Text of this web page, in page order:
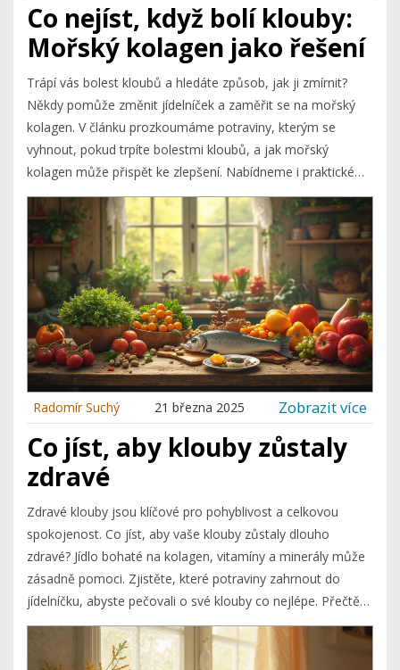
Co nejíst, když bolí klouby:
Mořský kolagen jako řešení
Trápí vás bolest kloubů a hledáte způsob, jak ji zmírnit?
Někdy pomůže změnit jídelníček a zaměřit se na mořský
kolagen. V článku prozkoumáme potraviny, kterým se
vyhnout, pokud trpíte bolestmi kloubů, a jak mořský
kolagen může přispět ke zlepšení. Nabídneme i praktické
tipy, jak mořský kolagen začlenit do stravy a co dalšího
dělat pro úlevu od bolesti.
Radomír Suchý 21 března 2025 Zobrazit více
Co jíst, aby klouby zůstaly
zdravé
Zdravé klouby jsou klíčové pro pohyblivost a celkovou
spokojenost. Co jíst, aby vaše klouby zůstaly dlouho
zdravé? Jídlo bohaté na kolagen, vitamíny a minerály může
zásadně pomoci. Zjistěte, které potraviny zahrnout do
jídelníčku, abyste pečovali o své klouby co nejlépe. Přečtěte
si o těch správných krocích ke zdraví kloubů.